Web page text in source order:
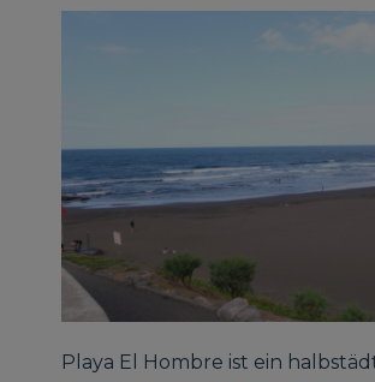
Playa El Hombre ist ein